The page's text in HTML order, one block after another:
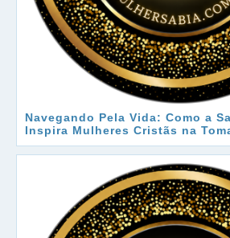
Navegando Pela Vida: Como a
Inspira Mulheres Cristãs na